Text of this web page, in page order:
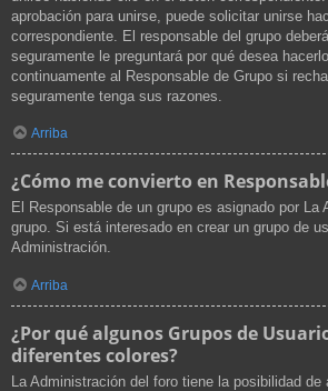
aprobación para unirse, puede solicitar unirse
correspondiente. El responsable del grupo
seguramente le preguntará por qué desea
continuamente al Responsable de Grupo si
seguramente tenga sus razones.
Arriba
¿Cómo me convierto en
El Responsable de un grupo es asignado por La
grupo. Si está interesado en crear un grupo de
Administración.
Arriba
¿Por qué algunos Grupos de
diferentes colores?
La Administración del foro tiene la posibilidad